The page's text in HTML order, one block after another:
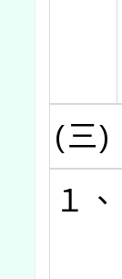
(三)
１、